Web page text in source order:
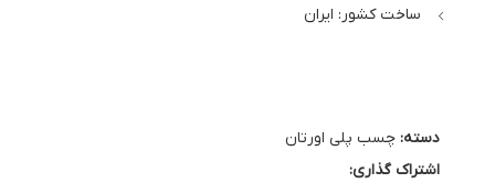
ساخت کشور: ایران
دسته: چسب پلی اورتان
اشتراک گذاری: